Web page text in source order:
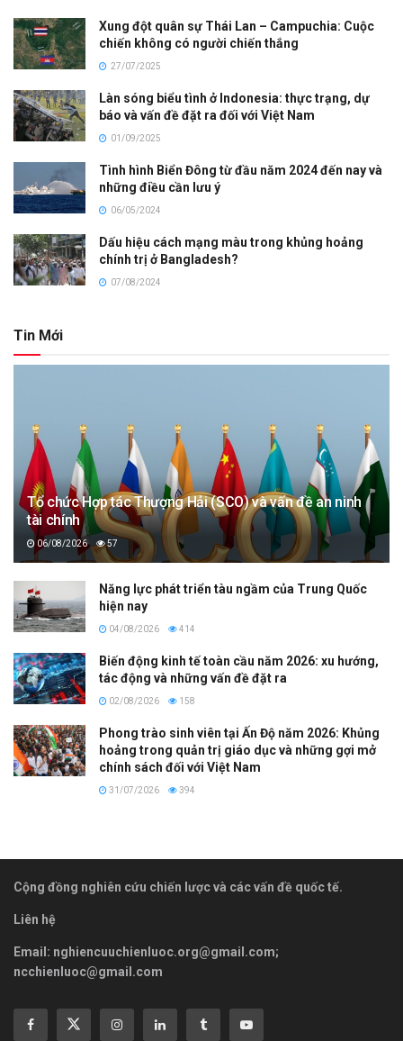
Xung đột quân sự Thái Lan – Campuchia: Cuộc
chiến không có người chiến thắng
27/07/2025
Làn sóng biểu tình ở Indonesia: thực trạng, dự
báo và vấn đề đặt ra đối với Việt Nam
01/09/2025
Tình hình Biển Đông từ đầu năm 2024 đến nay và
những điều cần lưu ý
06/05/2024
Dấu hiệu cách mạng màu trong khủng hoảng
chính trị ở Bangladesh?
07/08/2024
Tin Mới
Tổ chức Hợp tác Thượng Hải (SCO) và vấn đề an ninh
tài chính
06/08/2026 57
Năng lực phát triển tàu ngầm của Trung Quốc
hiện nay
04/08/2026 414
Biến động kinh tế toàn cầu năm 2026: xu hướng,
tác động và những vấn đề đặt ra
02/08/2026 158
Phong trào sinh viên tại Ấn Độ năm 2026: Khủng
hoảng trong quản trị giáo dục và những gợi mở
chính sách đối với Việt Nam
31/07/2026 394
Cộng đồng nghiên cứu chiến lược và các vấn đề quốc tế.
Liên hệ
Email: nghiencuuchienluoc.org@gmail.com;
ncchienluoc@gmail.com